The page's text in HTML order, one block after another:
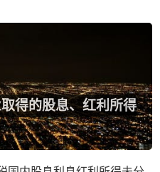
得的股息、红利所得